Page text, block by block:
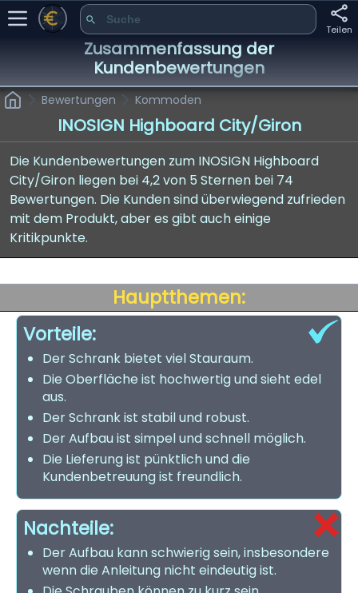
Teilen
Zusammenfassung der
Kundenbewertungen
Bewertungen Kommoden
INOSIGN Highboard City/Giron
Die Kundenbewertungen zum INOSIGN Highboard
City/Giron liegen bei 4,2 von 5 Sternen bei 74
Bewertungen. Die Kunden sind überwiegend zufrieden
mit dem Produkt, aber es gibt auch einige
Kritikpunkte.
Hauptthemen:
Vorteile:
Der Schrank bietet viel Stauraum.
Die Oberfläche ist hochwertig und sieht edel
aus.
Der Schrank ist stabil und robust.
Der Aufbau ist simpel und schnell möglich.
Die Lieferung ist pünktlich und die
Kundenbetreuung ist freundlich.
Nachteile:
Der Aufbau kann schwierig sein, insbesondere
wenn die Anleitung nicht eindeutig ist.